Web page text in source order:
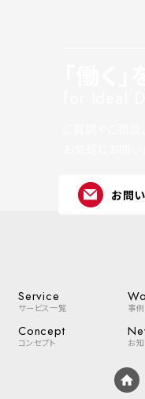
お問
Service
サービス一覧 事例
Concept
コンセプト お